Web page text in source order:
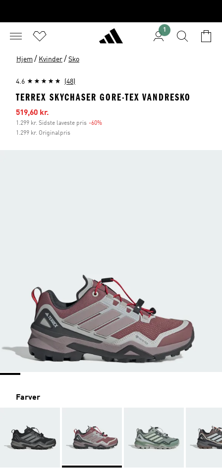
1
Hjem / Kvinder / Sko
4.6 (48)
TERREX SKYCHASER GORE-TEX VANDRESKO
Udsalgspris
519,60 kr.
1.299 kr. Sidste laveste pris -60%
1.299 kr. Originalpris
Farver